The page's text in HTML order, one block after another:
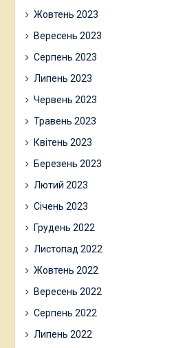
Жовтень 2023
Вересень 2023
Серпень 2023
Липень 2023
Червень 2023
Травень 2023
Квітень 2023
Березень 2023
Лютий 2023
Січень 2023
Грудень 2022
Листопад 2022
Жовтень 2022
Вересень 2022
Серпень 2022
Липень 2022